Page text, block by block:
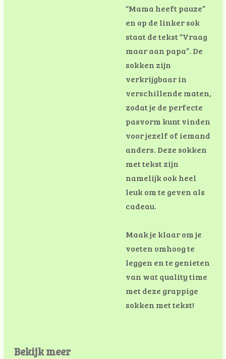
“Mama heeft pauze”
en op de linker sok
staat de tekst “Vraag
maar aan papa”. De
sokken zijn
verkrijgbaar in
verschillende maten,
zodat je de perfecte
pasvorm kunt vinden
voor jezelf of iemand
anders. Deze sokken
met tekst zijn
namelijk ook heel
leuk om te geven als
cadeau.
Maak je klaar om je
voeten omhoog te
leggen en te genieten
van wat quality time
met deze grappige
sokken met tekst!
Bekijk meer